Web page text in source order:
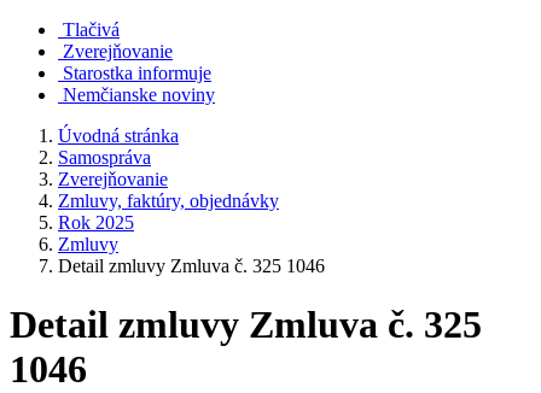
Tlačivá
Zverejňovanie
Starostka informuje
Nemčianske noviny
Úvodná stránka
Samospráva
Zverejňovanie
Zmluvy, faktúry, objednávky
Rok 2025
Zmluvy
Detail zmluvy Zmluva č. 325 1046
Detail zmluvy Zmluva č. 325
1046